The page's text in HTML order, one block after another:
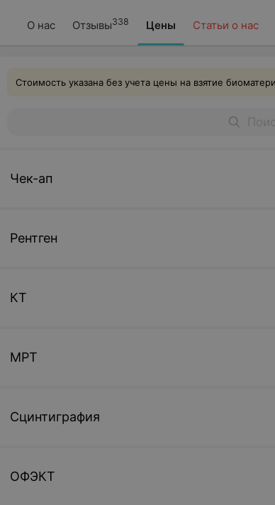
О нас Отзывы338 Цены Статьи о нас
Стоимость указана без учета цены на взятие
Чек-ап
Рентген
КТ
МРТ
Сцинтиграфия
ОФЭКТ